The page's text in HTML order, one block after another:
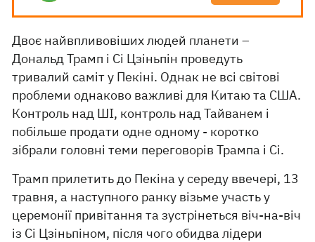
Двоє найвпливовіших людей планети –
Дональд Трамп і Сі Цзіньпін проведуть
тривалий саміт у Пекіні. Однак не всі світові
проблеми однаково важливі для Китаю та США.
Контроль над ШІ, контроль над Тайванем і
побільше продати одне одному - коротко
зібрали головні теми переговорів Трампа і Сі.
Трамп прилетить до Пекіна у середу ввечері, 13
травня, а наступного ранку візьме участь у
церемонії привітання та зустрінеться віч-на-віч
із Сі Цзіньпіном, після чого обидва лідери